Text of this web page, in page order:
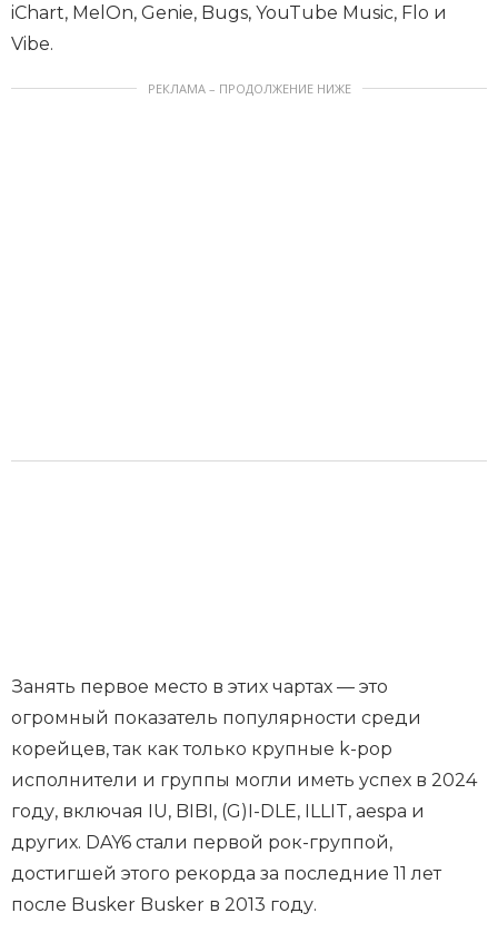
iChart, MelOn, Genie, Bugs, YouTube Music, Flo и
Vibe.
РЕКЛАМА – ПРОДОЛЖЕНИЕ НИЖЕ
Занять первое место в этих чартах — это
огромный показатель популярности среди
корейцев, так как только крупные k-pop
исполнители и группы могли иметь успех в 2024
году, включая IU, BIBI, (G)I-DLE, ILLIT, aespa и
других. DAY6 стали первой рок-группой,
достигшей этого рекорда за последние 11 лет
после Busker Busker в 2013 году.